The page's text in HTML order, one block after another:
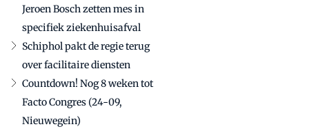
Jeroen Bosch zetten mes in
specifiek ziekenhuisafval
Schiphol pakt de regie terug
over facilitaire diensten
Countdown! Nog 8 weken tot
Facto Congres (24-09,
Nieuwegein)